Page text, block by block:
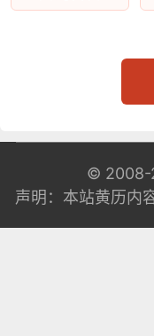
© 2008-
声明：本站黄历内